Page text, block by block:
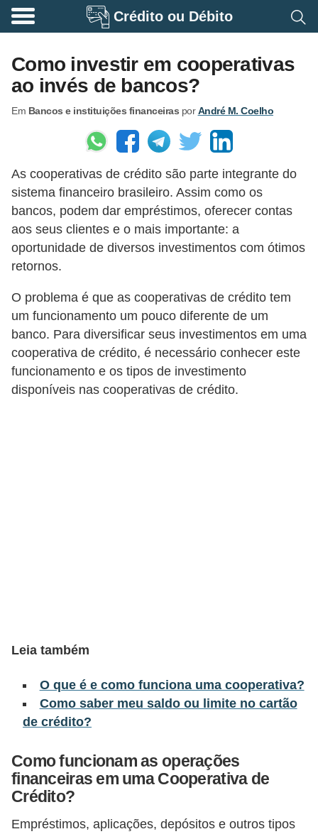
Crédito ou Débito
Como investir em cooperativas
ao invés de bancos?
Em Bancos e instituições financeiras porAndré M. Coelho
As cooperativas de crédito são parte integrante do
sistema financeiro brasileiro. Assim como os
bancos, podem dar empréstimos, oferecer contas
aos seus clientes e o mais importante: a
oportunidade de diversos investimentos com ótimos
retornos.
O problema é que as cooperativas de crédito tem
um funcionamento um pouco diferente de um
banco. Para diversificar seus investimentos em uma
cooperativa de crédito, é necessário conhecer este
funcionamento e os tipos de investimento
disponíveis nas cooperativas de crédito.
Leia também
O que é e como funciona uma cooperativa?
Como saber meu saldo ou limite no cartão
de crédito?
Como funcionam as operações
financeiras em uma Cooperativa de
Crédito?
Empréstimos, aplicações, depósitos e outros tipos
A
o
s
e
a
d
r
i
B
a
n
c
o
õ
f
n
a
n
c